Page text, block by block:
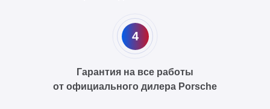
4
Гарантия на все работы
от официального дилера Porsche